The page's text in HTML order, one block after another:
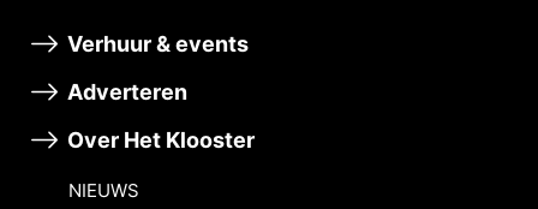
Verhuur & events
Adverteren
Over Het Klooster
NIEUWS